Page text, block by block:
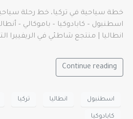
اسطنبول – كابادوكيا – باموكالي –
انطاليا | منتجع شاطئي في الريفييرا
Continue reading
اسطنبول انطاليا تركيا
كابادوكيا